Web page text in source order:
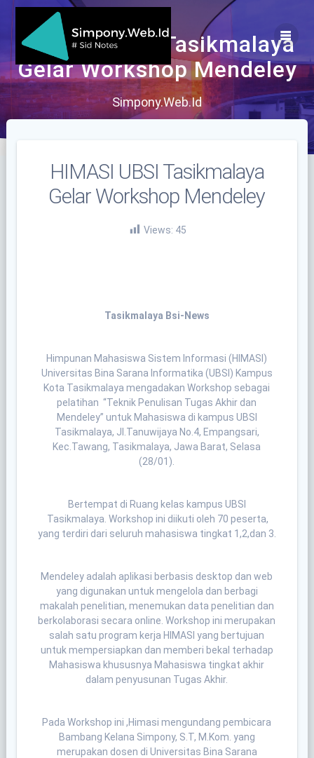
Skip
content
HIMASI UBSI Tasikmalaya
Gelar Workshop Mendeley
Simpony.Web.Id
HIMASI UBSI Tasikmalaya
Gelar Workshop Mendeley
Views: 45
Tasikmalaya Bsi-News
Himpunan Mahasiswa Sistem Informasi (HIMASI)
Universitas Bina Sarana Informatika (UBSI) Kampus
Kota Tasikmalaya mengadakan Workshop sebagai
pelatihan “Teknik Penulisan Tugas Akhir dan
Mendeley” untuk Mahasiswa di kampus UBSI
Tasikmalaya, Jl.Tanuwijaya No.4, Empangsari,
Kec.Tawang, Tasikmalaya, Jawa Barat, Selasa
(28/01).
Bertempat di Ruang kelas kampus UBSI
Tasikmalaya. Workshop ini diikuti oleh 70 peserta,
yang terdiri dari seluruh mahasiswa tingkat 1,2,dan 3.
Mendeley adalah aplikasi berbasis desktop dan web
yang digunakan untuk mengelola dan berbagi
makalah penelitian, menemukan data penelitian dan
berkolaborasi secara online. Workshop ini merupakan
salah satu program kerja HIMASI yang bertujuan
untuk mempersiapkan dan memberi bekal terhadap
Mahasiswa khususnya Mahasiswa tingkat akhir
dalam penyusunan Tugas Akhir.
Pada Workshop ini ,Himasi mengundang pembicara
Bambang Kelana Simpony, S.T, M.Kom. yang
merupakan dosen di Universitas Bina Sarana